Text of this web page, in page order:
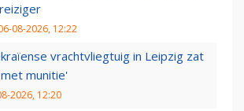
08-2026, 12:22
vrachtvliegtuig in Leipzig zat
munitie'
2026, 12:20